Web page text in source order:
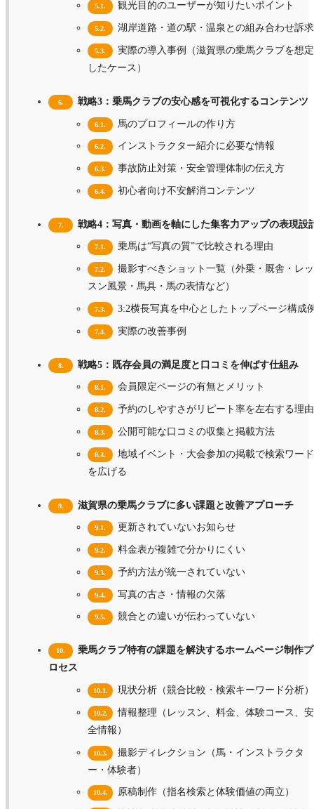
5.1. 観光目的のユーザーが知りたいポイント
5.2. 湖岸道路・道の駅・温泉との組み合わせ訴求
5.3.
実際の導入事例（滋賀県の乗馬クラブを想定
したケース）
6. 戦略3：乗馬クラブの安心感を可視化するコンテンツ
6.1. 馬のプロフィールの作り方
6.2. インストラクター紹介に必要な情報
6.3. 事故防止対策・安全管理体制の伝え方
6.4. 初心者向け不安解消コンテンツ
7. 戦略4：写真・動画を軸にした集客力アップの表現設
7.1. 乗馬は“写真の質”で比較される理由
7.2.
撮影すべきショット一覧（外乗・厩舎・レッ
スン風景・馬具・馬の表情など）
7.3. 3:2横長写真を中心としたトップページ構成
7.4. 実際の改善事例
8. 戦略5：既存会員の満足度と口コミを伸ばす仕組み
8.1. 会員限定ページの有無とメリット
8.2. 予約のしやすさがリピート率を左右する理由
8.3. 公開可能な口コミの収集と掲載方法
8.4.
地域イベント・大会参加の掲載で検索ワード
を広げる
9. 滋賀県の乗馬クラブに多い課題と改善アプローチ
9.1. 更新されていないお知らせ
9.2. 料金表が複雑で分かりにくい
9.3. 予約方法が統一されていない
9.4. 写真の古さ・情報の欠落
9.5. 競合との違いが伝わっていない
10.
乗馬クラブ特有の課題を解決するホームページ制作プ
ロセス
10.1. 現状分析（競合比較・検索キーワード分析）
10.2.
情報整理（レッスン、料金、体験コース、安
全情報）
10.3.
撮影ディレクション（馬・インストラクタ
ー・体験者）
10.4. 原稿制作（指名検索と体験価値の両立）